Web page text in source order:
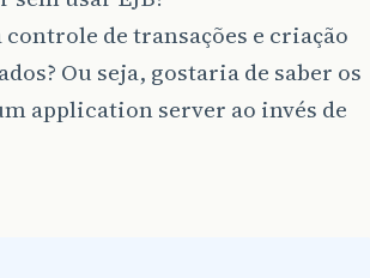
de transações e criação
Ou seja, gostaria de saber os
application server ao invés de